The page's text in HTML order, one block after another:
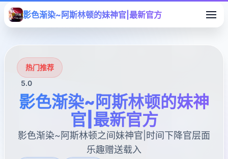
影色渐染~阿斯林顿的妹神官|最新官方
热门推荐
5.0
影色渐染~阿斯林顿的妹神
官|最新官方
影色渐染~阿斯林顿之间妹神官|时间下降官层面
乐趣赠送载入